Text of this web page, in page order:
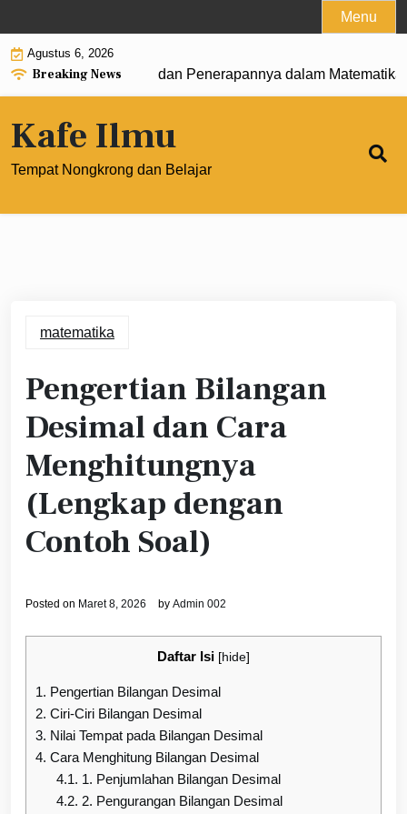
to
content
Menu
Agustus 6, 2026
Breaking News
Rumus, dan Penerapannya dalam Matematika
Kafe Ilmu
Tempat Nongkrong dan Belajar
matematika
Pengertian Bilangan
Desimal dan Cara
Menghitungnya
(Lengkap dengan
Contoh Soal)
Posted on Maret 8, 2026 by Admin 002
Daftar Isi [hide]
1. Pengertian Bilangan Desimal
2. Ciri-Ciri Bilangan Desimal
3. Nilai Tempat pada Bilangan Desimal
4. Cara Menghitung Bilangan Desimal
4.1. 1. Penjumlahan Bilangan Desimal
4.2. 2. Pengurangan Bilangan Desimal